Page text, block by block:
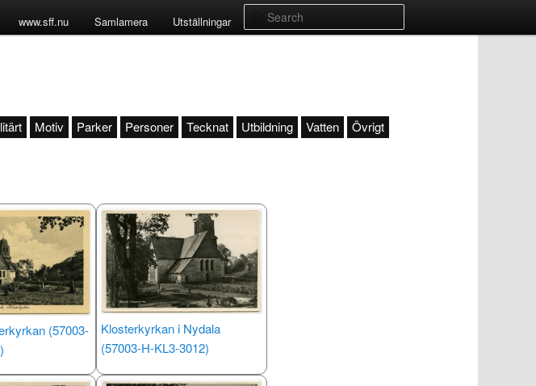
www.sff.nu Samlamera Utställningar Search
Motiv Parker Personer Tecknat Utbildning Vatten Övrigt
(57003-
Klosterkyrkan i Nydala
(57003-H-KL3-3012)